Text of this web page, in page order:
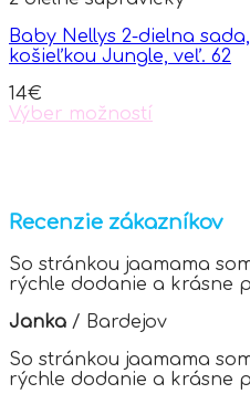
may
be
on
the
Baby Nellys 2-dielna
košieľkou Jungle, veľ. 62
14€
Výber možností
variants.
The
options
may
be
chosen
on
the
product
page
Recenzie zákazníkov
So stránkou jaamama
rýchle dodanie a krásne
Janka / Bardejov
So stránkou jaamama
rýchle dodanie a krásne